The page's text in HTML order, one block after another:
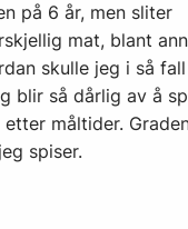
på 6 år, men sliter
mat, blant
skulle jeg i så fall
blir så dårlig av å
måltider.
spiser.